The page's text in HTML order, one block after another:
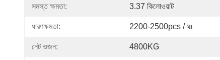
সমস্ত ক্ষমতা: 3.37 কিলোওয়াট
ধারণক্ষমতা: 2200-2500pcs / ঘঃ
নেট ওজন: 4800KG